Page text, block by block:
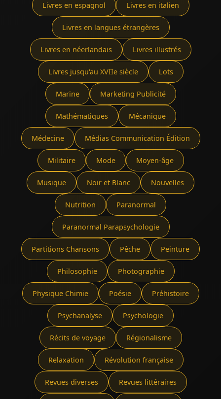
Livres en espagnol Livres en italien
Livres en langues étrangères
Livres en néerlandais Livres illustrés
Livres jusqu'au XVIIe siècle Lots
Marine Marketing Publicité
Mathématiques Mécanique
Médecine Médias Communication Édition
Militaire Mode Moyen-âge
Musique Noir et Blanc Nouvelles
Nutrition Paranormal
Paranormal Parapsychologie
Partitions Chansons Pêche Peinture
Philosophie Photographie
Physique Chimie Poésie Préhistoire
Psychanalyse Psychologie
Récits de voyage Régionalisme
Relaxation Révolution française
Revues diverses Revues littéraires